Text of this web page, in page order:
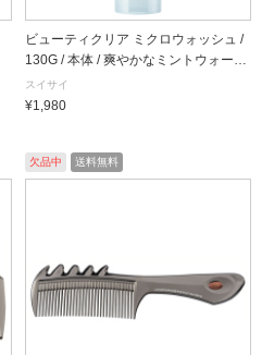
ビューティクリア ミクロウォッシュ /
130G / 本体 / 爽やかなミントウォータ
ーの香り
スイサイ
¥1,980
欠品中 送料無料